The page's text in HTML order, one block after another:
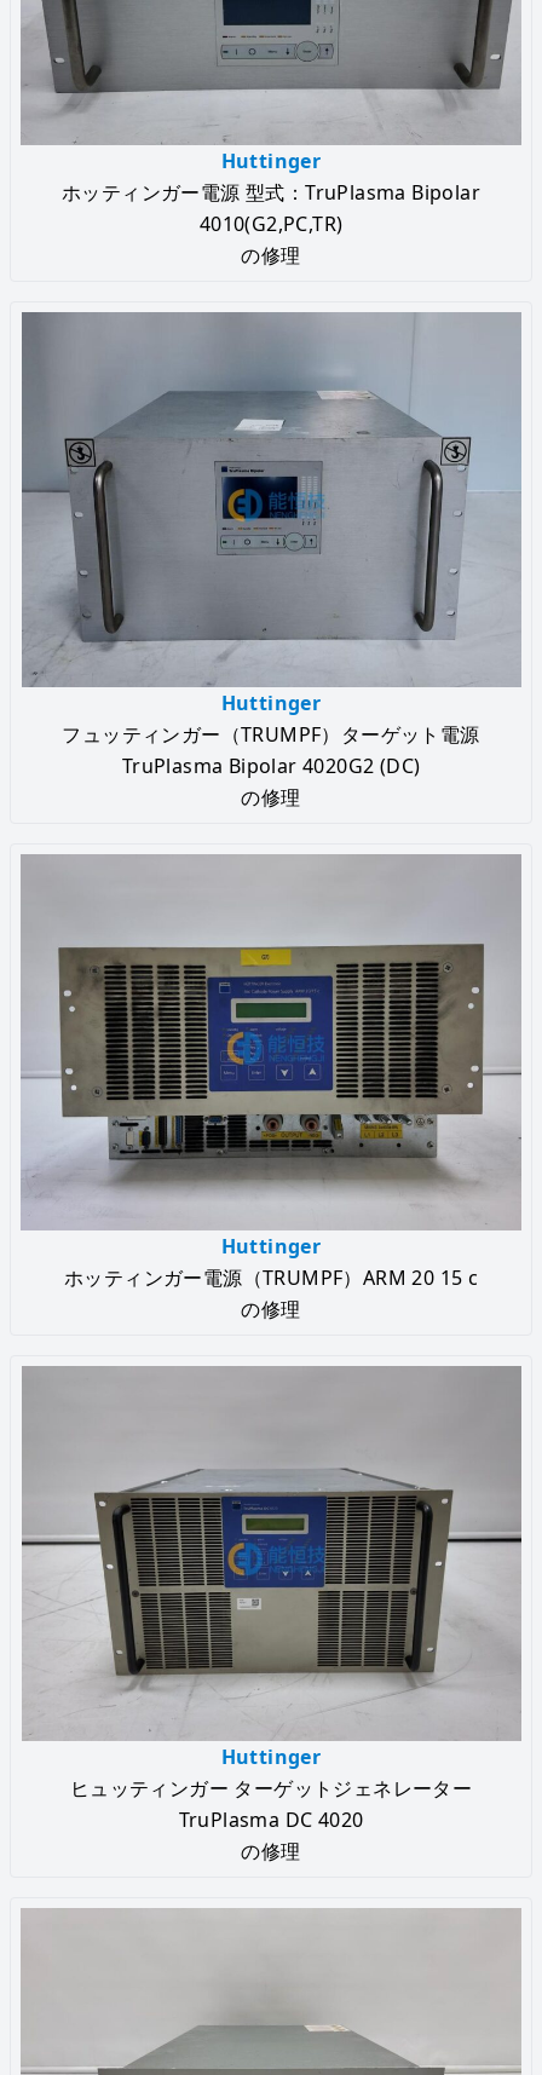
Huttinger
ホッティンガー電源 型式：TruPlasma Bipolar
4010(G2,PC,TR)
の修理
Huttinger
フュッティンガー（TRUMPF）ターゲット電源
TruPlasma Bipolar 4020G2 (DC)
の修理
Huttinger
ホッティンガー電源（TRUMPF）ARM 20 15 c
の修理
Huttinger
ヒュッティンガー ターゲットジェネレーター
TruPlasma DC 4020
の修理